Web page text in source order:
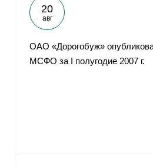
20
авг
ОАО «Дорогобуж»
МСФО за I полугодие 2007 г.